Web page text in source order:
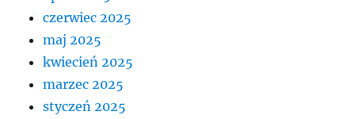
czerwiec 2025
maj 2025
kwiecień 2025
marzec 2025
styczeń 2025